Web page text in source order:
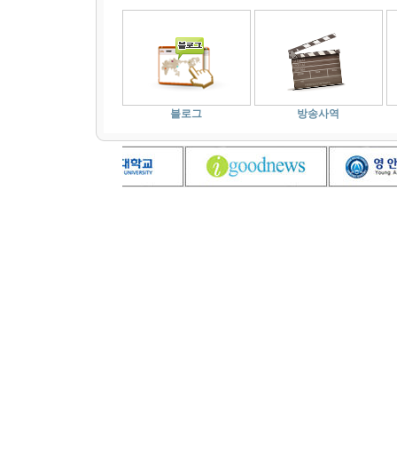
블로그 방송사역